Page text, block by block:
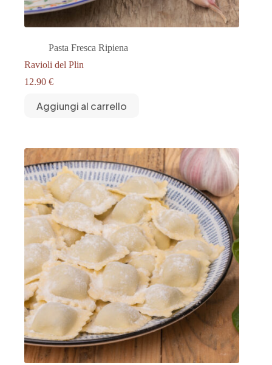
Pasta Fresca Ripiena
Ravioli del Plin
12.90 €
Aggiungi al carrello